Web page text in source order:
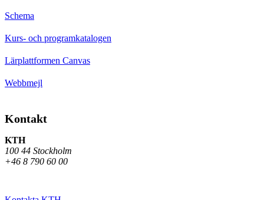
Schema
Kurs- och programkatalogen
Lärplattformen Canvas
Webbmejl
Kontakt
KTH
100 44 Stockholm
+46 8 790 60 00